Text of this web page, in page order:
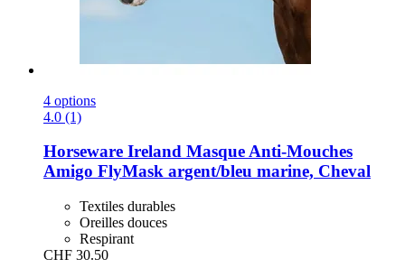
4 options
4.0 (1)
Horseware Ireland Masque Anti-​Mouches
Amigo FlyMask argent/bleu marine, Cheval
Textiles durables
Oreilles douces
Respirant
CHF 30.50